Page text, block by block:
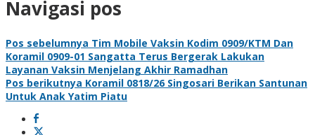
Navigasi pos
Pos sebelumnya Tim Mobile Vaksin Kodim 0909/KTM Dan
Koramil 0909-01 Sangatta Terus Bergerak Lakukan
Layanan Vaksin Menjelang Akhir Ramadhan
Pos berikutnya Koramil 0818/26 Singosari Berikan Santunan
Untuk Anak Yatim Piatu